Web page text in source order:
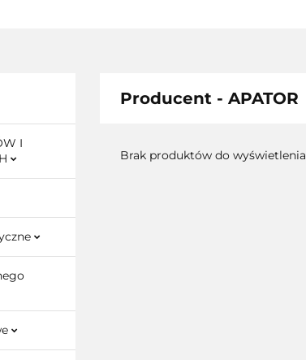
I
Producent - APATOR
Brak produktów do wyświetlenia